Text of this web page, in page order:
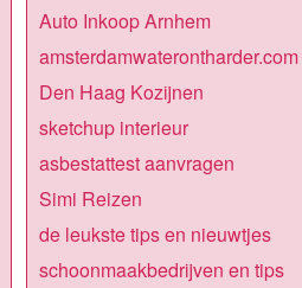
Auto Inkoop Arnhem
amsterdamwaterontharder.com
Den Haag Kozijnen
sketchup interieur
asbestattest aanvragen
Simi Reizen
de leukste tips en nieuwtjes
schoonmaakbedrijven en tips